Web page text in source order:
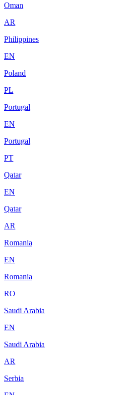
Oman
AR
Philippines
EN
Poland
PL
Portugal
EN
Portugal
PT
Qatar
EN
Qatar
AR
Romania
EN
Romania
RO
Saudi Arabia
EN
Saudi Arabia
AR
Serbia